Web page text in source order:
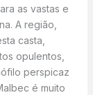
as vastas e
A região,
casta,
opulentos,
perspicaz
é muito